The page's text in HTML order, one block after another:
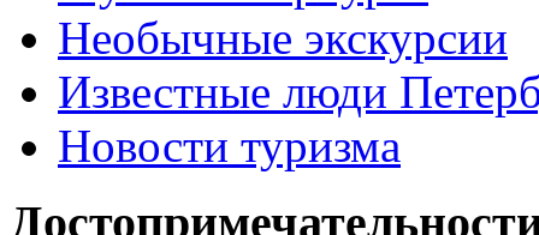
Необычные экскурсии
Известные люди
Новости туризма